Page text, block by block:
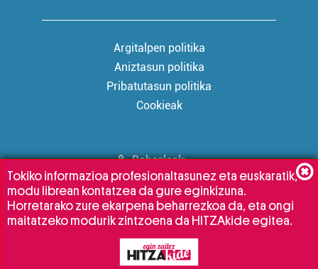
Argitalpen politika
Aniztasun politika
Pribatutasun politika
Cookieak
Babesleak:
Tokiko informazioa profesionaltasunez eta euskaratik,
modu librean kontatzea da gure eginkizuna.
Horretarako zure ekarpena beharrezkoa da, eta ongi
maitatzeko modurik zintzoena da HITZAkide egitea.